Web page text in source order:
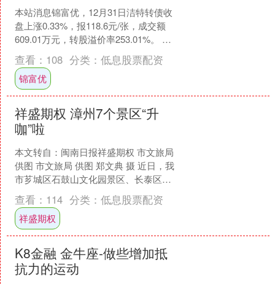
本站消息锦富优，12月31日洁特转债收
盘上涨0.33%，报118.6元/张，成交额
609.01万元，转股溢价率253.01%。 资
料显示，洁特转债信用级别为“A....
查看： 108 分类： 低息股票配资
锦富优
祥盛期权 漳州7个景区“升
咖”啦
本文转自：闽南日报祥盛期权 市文旅局
供图 市文旅局 供图 郑文典 摄 近日，我
市芗城区石鼓山文化园景区、长泰区韭
乡坂里田园景区、诏安县司下旅游景
区、平和县林语....
查看： 114 分类： 低息股票配资
祥盛期权
K8金融 金牛座-做些增加抵
抗力的运动